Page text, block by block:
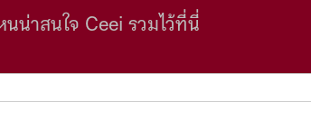
น่าสนใจ Ceei รวมไว้ที่นี่